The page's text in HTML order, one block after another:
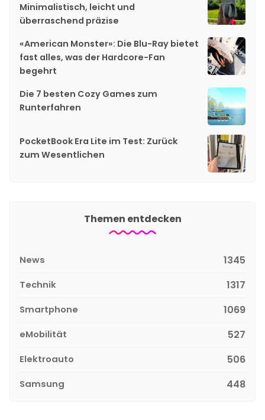
Minimalistisch, leicht und
überraschend präzise
«American Monster»: Die Blu-Ray bietet
fast alles, was der Hardcore-Fan
begehrt
Die 7 besten Cozy Games zum
Runterfahren
PocketBook Era Lite im Test: Zurück
zum Wesentlichen
Themen entdecken
News 1345
Technik 1317
Smartphone 1069
eMobilität 527
Elektroauto 506
Samsung 448